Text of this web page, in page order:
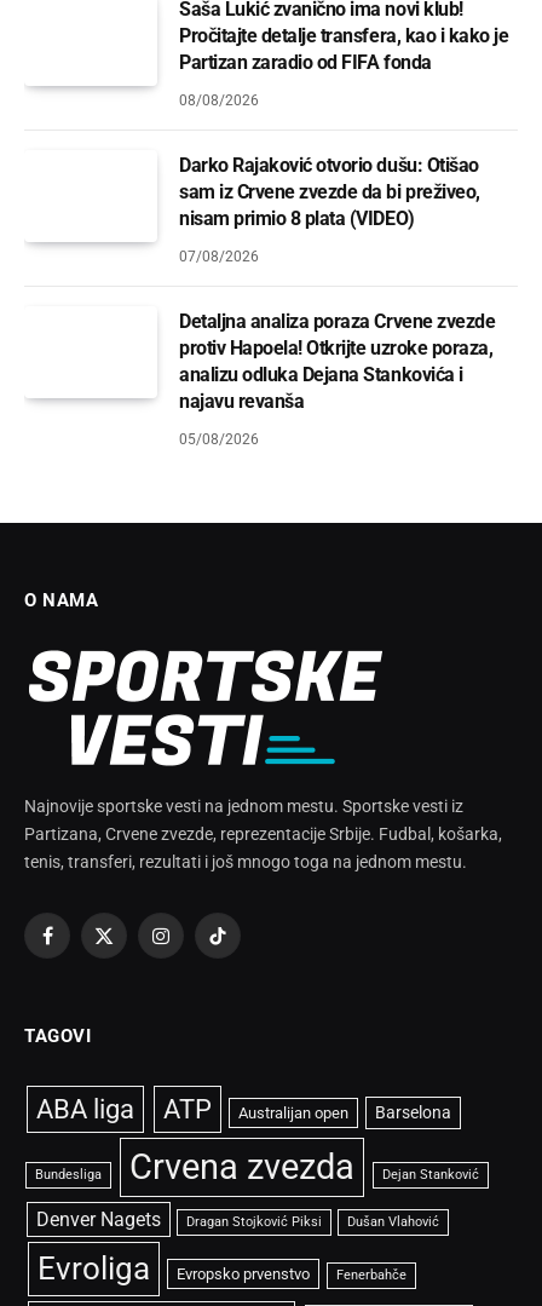
Saša Lukić zvanično ima novi klub!
Pročitajte detalje transfera, kao i kako je
Partizan zaradio od FIFA fonda
08/08/2026
Darko Rajaković otvorio dušu: Otišao
sam iz Crvene zvezde da bi preživeo,
nisam primio 8 plata (VIDEO)
07/08/2026
Detaljna analiza poraza Crvene zvezde
protiv Hapoela! Otkrijte uzroke poraza,
analizu odluka Dejana Stankovića i
najavu revanša
05/08/2026
O NAMA
Najnovije sportske vesti na jednom mestu. Sportske vesti iz
Partizana, Crvene zvezde, reprezentacije Srbije. Fudbal, košarka,
tenis, transferi, rezultati i još mnogo toga na jednom mestu.
Facebook
X
InstagramTikTok
TAGOVI
ABA liga ATP Australijan open Barselona
Bundesliga Crvena zvezda Dejan Stanković
Denver Nagets Dragan Stojković Piksi Dušan Vlahović
Evroliga Evropsko prvenstvo Fenerbahče